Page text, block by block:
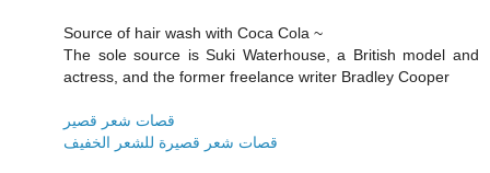
Source of hair wash with Coca Cola ~
The sole source is Suki Waterhouse, a British model and
actress, and the former freelance writer Bradley Cooper
قصات شعر قصير
قصات شعر قصيرة للشعر الخفيف